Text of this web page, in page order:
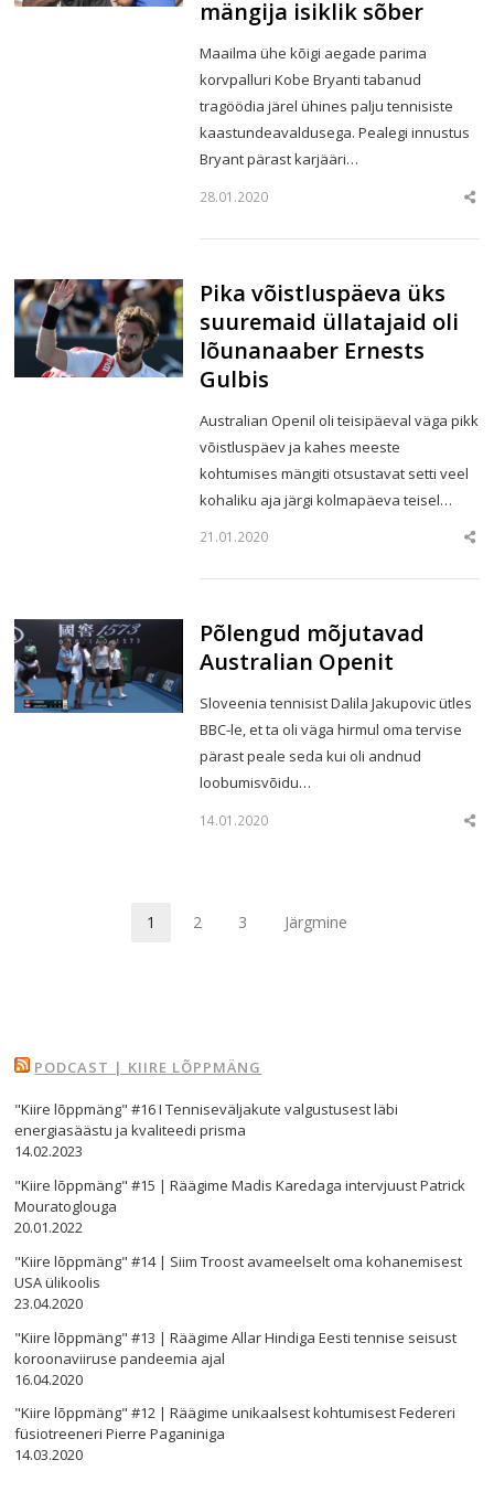
mängija isiklik sõber
Maailma ühe kõigi aegade parima
korvpalluri Kobe Bryanti tabanud
tragöödia järel ühines palju tennisiste
kaastundeavaldusega. Pealegi innustus
Bryant pärast karjääri…
28.01.2020
Pika võistluspäeva üks
suuremaid üllatajaid oli
lõunanaaber Ernests
Gulbis
Australian Openil oli teisipäeval väga pikk
võistluspäev ja kahes meeste
kohtumises mängiti otsustavat setti veel
kohaliku aja järgi kolmapäeva teisel…
21.01.2020
Põlengud mõjutavad
Australian Openit
Sloveenia tennisist Dalila Jakupovic ütles
BBC-le, et ta oli väga hirmul oma tervise
pärast peale seda kui oli andnud
loobumisvõidu…
14.01.2020
Page
1 Page
2 Page
3 Järgmine
PODCAST | KIIRE LÕPPMÄNG
"Kiire lõppmäng" #16 I Tenniseväljakute valgustusest läbi
energiasäästu ja kvaliteedi prisma
14.02.2023
"Kiire lõppmäng" #15 | Räägime Madis Karedaga intervjuust Patrick
Mouratoglouga
20.01.2022
"Kiire lõppmäng" #14 | Siim Troost avameelselt oma kohanemisest
USA ülikoolis
23.04.2020
"Kiire lõppmäng" #13 | Räägime Allar Hindiga Eesti tennise seisust
koroonaviiruse pandeemia ajal
16.04.2020
"Kiire lõppmäng" #12 | Räägime unikaalsest kohtumisest Federeri
füsiotreeneri Pierre Paganiniga
14.03.2020